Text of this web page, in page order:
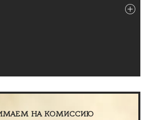
НА КОМИССИЮ